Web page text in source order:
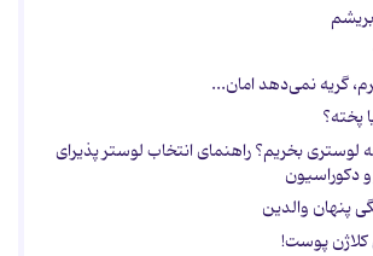
گریه نمی‌دهد امان...
پخته؟
لوستری بخریم؟ راهنمای انتخاب لوستر پذیرای
دکوراسیون
پنهان والدین
کلاژن پوست!